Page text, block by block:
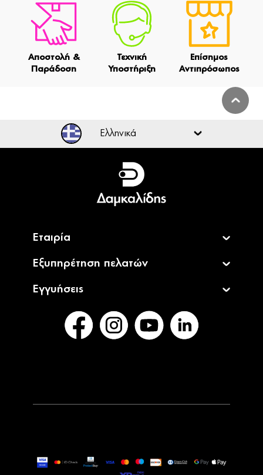
Αποστολή &
Παράδοση
Τεχνική
Υποστήριξη
Επίσημος
Αντιπρόσωπος
Ελληνικά
Ελληνικά
English
Εταιρία
Εξυπηρέτηση πελατών
Εγγυήσεις